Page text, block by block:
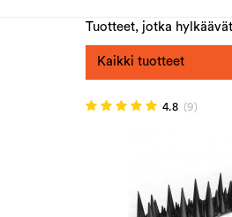
Tuotteet, jotka
Kaikki tuotteet
4.8 (9)